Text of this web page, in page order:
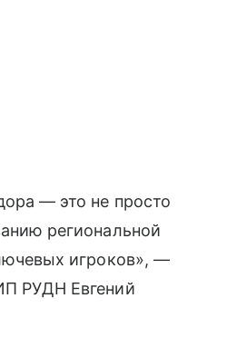
— это не просто
региональной
игроков», —
РУДН Евгений